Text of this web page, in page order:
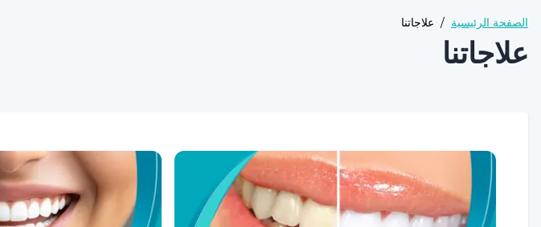
الصفحة الرئيسية / علاجاتنا
علاجاتنا